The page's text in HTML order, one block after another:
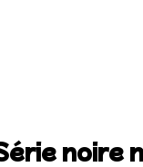
noire